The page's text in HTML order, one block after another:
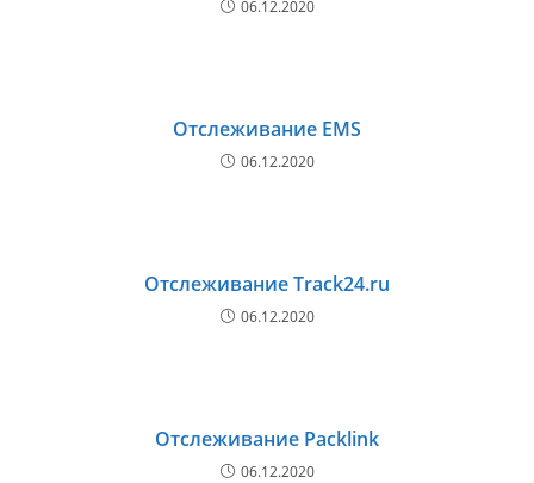
06.12.2020
Отслеживание EMS
06.12.2020
Отслеживание Track24.ru
06.12.2020
Отслеживание Packlink
06.12.2020